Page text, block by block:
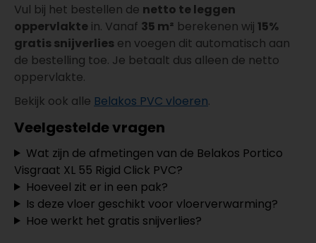
Vul bij het bestellen de netto te leggen
oppervlakte in. Vanaf 35 m² berekenen wij 15%
gratis snijverlies en voegen dit automatisch aan
de bestelling toe. Je betaalt dus alleen de netto
oppervlakte.
Bekijk ook alle Belakos PVC vloeren.
Veelgestelde vragen
Wat zijn de afmetingen van de Belakos Portico
Visgraat XL 55 Rigid Click PVC?
Hoeveel zit er in een pak?
Is deze vloer geschikt voor vloerverwarming?
Hoe werkt het gratis snijverlies?